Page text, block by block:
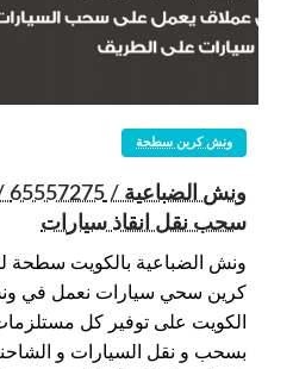
ونش كرين سطحة
سحب نقل انقاذ سيارات
ونش الضباعية بالكويت سطحة
كرين سحي سيارات نعمل في
الكويت على توفير كل
بسحب و نقل السيارات و